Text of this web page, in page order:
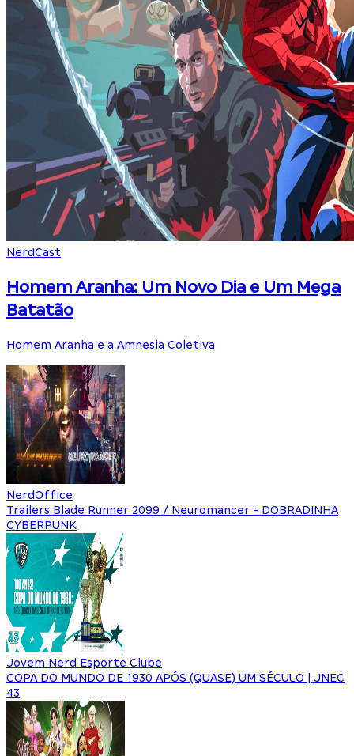
NerdCast
Homem Aranha: Um Novo Dia e Um Mega
Batatão
Homem Aranha e a Amnesia Coletiva
NerdOffice
Trailers Blade Runner 2099 / Neuromancer - DOBRADINHA
CYBERPUNK
Jovem Nerd Esporte Clube
COPA DO MUNDO DE 1930 APÓS (QUASE) UM SÉCULO | JNEC
43